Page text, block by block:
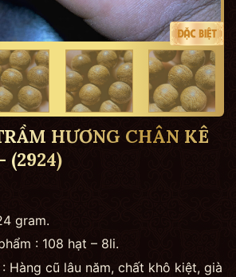
HƯƠNG CHÂN KÊ
(2924)
gram.
: 108 hạt – 8li.
Hàng cũ lâu năm, chất khô kiệt, già